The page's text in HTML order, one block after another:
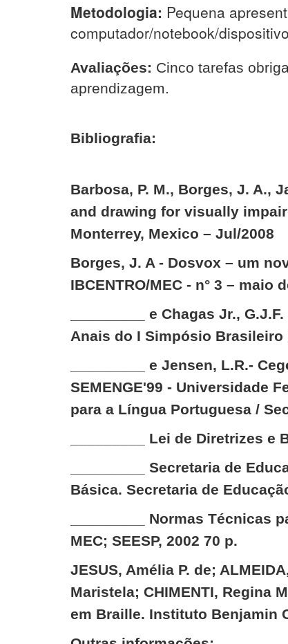
Metodologia: Pequena
computador/notebook/
Avaliações: Cinco tarefas
aprendizagem.
Bibliografia:
Barbosa, P. M., Borges, J. A.,
and drawing for visually
Monterrey, Mexico – Jul/2008
Borges, J. A - Dosvox – um
IBCENTRO/MEC - n° 3 – maio
_________ e Chagas Jr.,
Anais do I Simpósio Brasileiro
_________ e Jensen, L.R.-
SEMENGE'99 - Universidade
para a Língua Portuguesa /
_________ Lei de Diretrizes
_________ Secretaria de
Básica. Secretaria de
_________ Normas Técnicas
MEC; SEESP, 2002 70 p.
JESUS, Amélia P. de;
Maristela; CHIMENTI, Regina
em Braille. Instituto Benjamin